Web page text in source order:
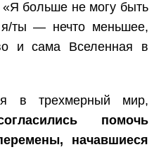
больше не могу быть
я/ты — нечто меньшее,
и сама Вселенная в
в трехмерный мир,
помочь
начавшиеся